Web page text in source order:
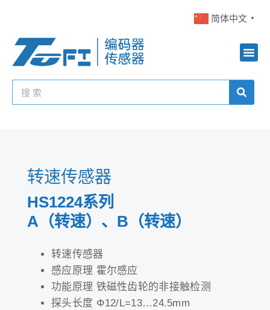
简体中文 ▼
转速传感器
HS1224系列
A（转速）、B（转速）
转速传感器
感应原理 霍尔感应
功能原理 铁磁性齿轮的非接触检测
探头长度 Φ12/L=13…24.5mm